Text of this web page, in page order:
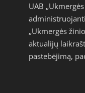
UAB
„Ukmergės
aktualijų
pastebėjimą,